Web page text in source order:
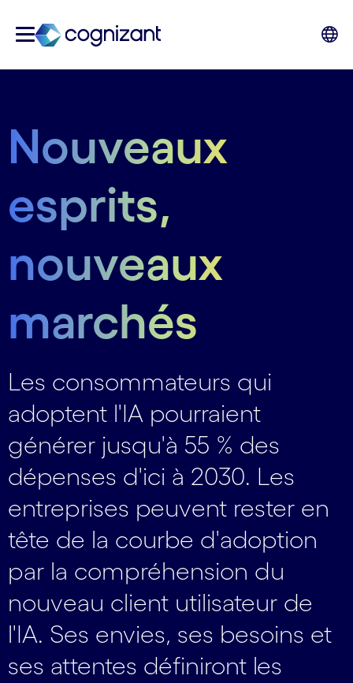
Nouveaux
esprits,
nouveaux
marchés
Les consommateurs qui
adoptent l'IA pourraient
générer jusqu'à 55 % des
dépenses d'ici à 2030. Les
entreprises peuvent rester en
tête de la courbe d'adoption
par la compréhension du
nouveau client utilisateur de
l'IA. Ses envies, ses besoins et
ses attentes définiront les